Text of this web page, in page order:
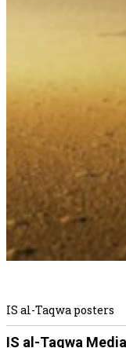
IS al-Taqwa posters
IS al-Taqwa